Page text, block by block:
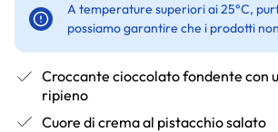
A temperature superiori ai 25°C,
possiamo garantire che i prodotti
Croccante cioccolato fondente con
ripieno
Cuore di crema al pistacchio salato